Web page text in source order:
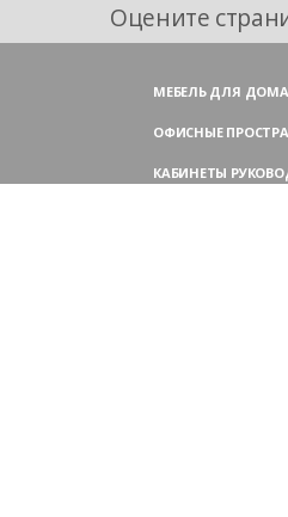
Оцените
МЕБЕЛЬ ДЛЯ ДОМА
ОФИСНЫЕ
КАБИНЕТЫ